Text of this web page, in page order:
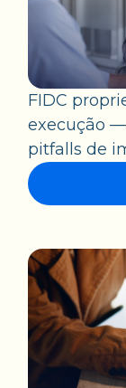
FIDC
execução
pitfalls de